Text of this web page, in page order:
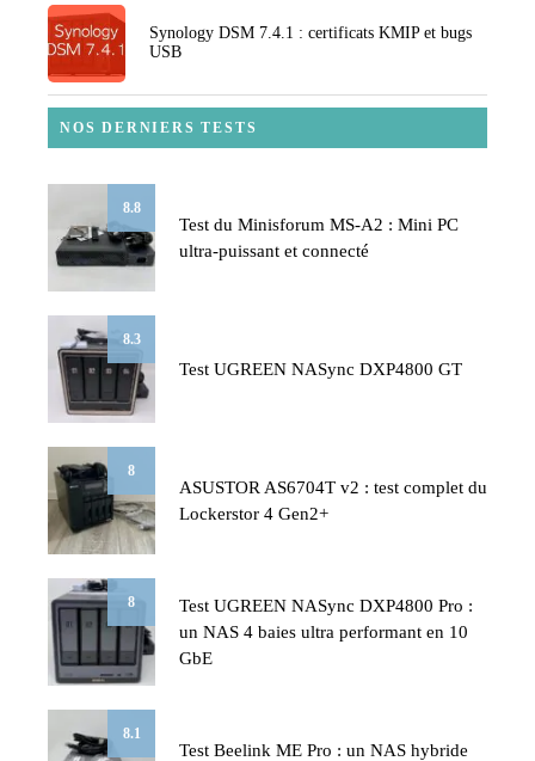
Synology DSM 7.4.1 : certificats KMIP et bugs
USB
NOS DERNIERS TESTS
8.8
Test du Minisforum MS-A2 : Mini PC
ultra-puissant et connecté
8.3
Test UGREEN NASync DXP4800 GT
8
ASUSTOR AS6704T v2 : test complet du
Lockerstor 4 Gen2+
8
Test UGREEN NASync DXP4800 Pro :
un NAS 4 baies ultra performant en 10
GbE
8.1
Test Beelink ME Pro : un NAS hybride